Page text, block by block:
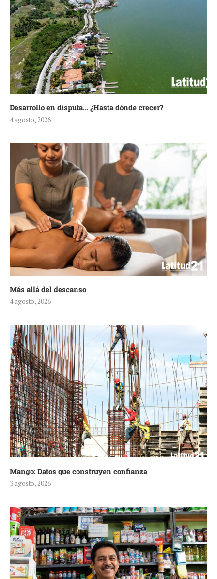
Desarrollo en disputa… ¿Hasta dónde crecer?
4 agosto, 2026
Más allá del descanso
4 agosto, 2026
Mango: Datos que construyen confianza
3 agosto, 2026